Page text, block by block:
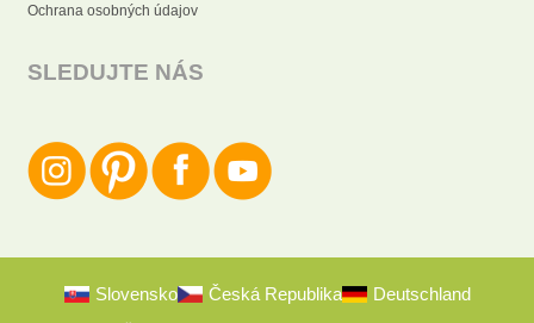
Ochrana osobných údajov
SLEDUJTE NÁS
Slovensko Česká Republika
Deutschland